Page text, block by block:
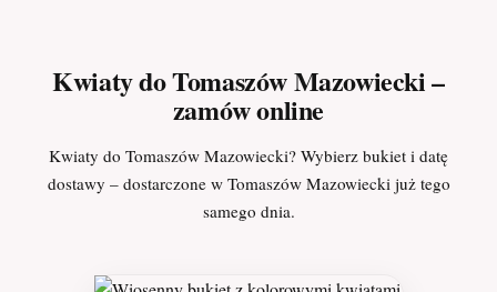
Kwiaty do Tomaszów Mazowiecki –
zamów online
Kwiaty do Tomaszów Mazowiecki? Wybierz bukiet i datę
dostawy – dostarczone w Tomaszów Mazowiecki już tego
samego dnia.